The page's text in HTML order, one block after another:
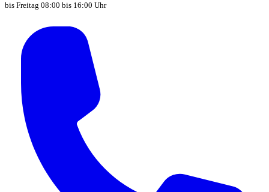
bis Freitag 08:00 bis 16:00 Uhr